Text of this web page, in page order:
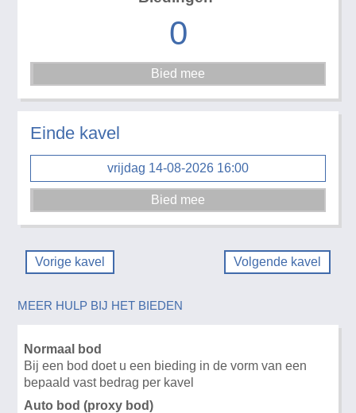
0
Einde kavel
vrijdag 14-08-2026 16:00
Vorige kavel Volgende kavel
MEER HULP BIJ HET BIEDEN
Normaal bod
Bij een bod doet u een bieding in de vorm van een
bepaald vast bedrag per kavel
Auto bod (proxy bod)